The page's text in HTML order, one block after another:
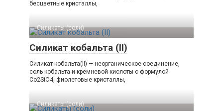
бесцветные кристаллы,
Силикаты (соли)‎
Силикат кобальта (II)
Силикат кобальта(II) — неорганическое соединение,
соль кобальта и кремневой кислоты с формулой
Co2SiO4, фиолетовые кристаллы,
Силикаты (соли)‎